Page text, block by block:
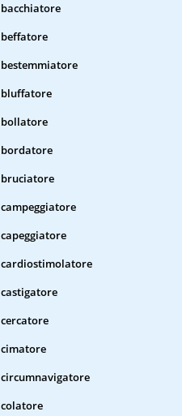
bacchiatore
beffatore
bestemmiatore
bluffatore
bollatore
bordatore
bruciatore
campeggiatore
capeggiatore
cardiostimolatore
castigatore
cercatore
cimatore
circumnavigatore
colatore